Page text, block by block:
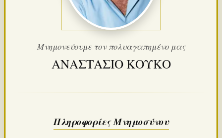
Μνημονεύουμε τον πολυαγαπημένο μας
ΑΝΑΣΤΑΣΙΟ ΚΟΥΚΟ
Πληροφορίες Μνημοσύνου